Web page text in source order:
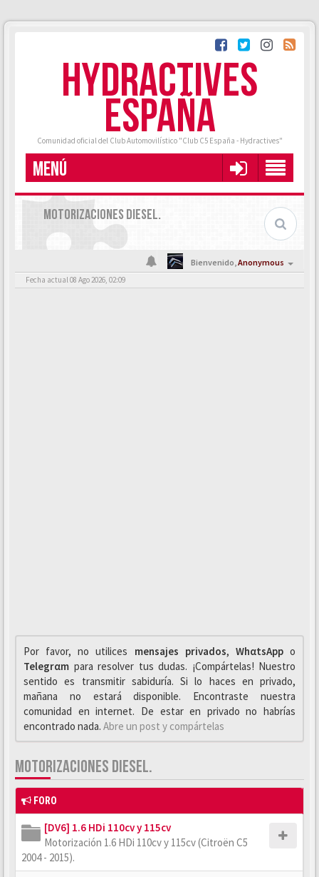
HYDRACTIVES
ESPAÑA
Comunidad oficial del Club Automovilístico "Club C5 España - Hydractives"
MENÚ
MOTORIZACIONES DIESEL.
Bienvenido,Anonymous
Fecha actual 08 Ago 2026, 02:09
Por favor, no utilices mensajes privados, WhαtsAppo
Telegrαm para resolver tus dudas. ¡Compártelas! Nuestro
sentido es transmitir sabiduría. Si lo haces en privado,
mañana no estará disponible. Encontraste nuestra
comunidad en internet. De estar en privado no habrías
encontrado nada. Abre un post y compártelas
MOTORIZACIONES DIESEL.
FORO
[DV6] 1.6 HDi 110cv y 115cv
Motorización 1.6 HDi 110cv y 115cv (Citroën C5
2004 - 2015).